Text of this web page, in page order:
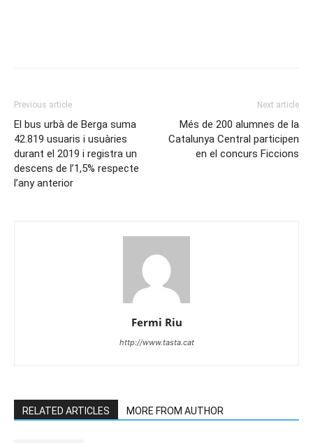
Previous article
El bus urbà de Berga suma
42.819 usuaris i usuàries
durant el 2019 i registra un
descens de l’1,5% respecte
l’any anterior
Next article
Més de 200 alumnes de la
Catalunya Central participen
en el concurs Ficcions
Fermi Riu
http://www.tasta.cat
RELATED ARTICLES MORE FROM AUTHOR